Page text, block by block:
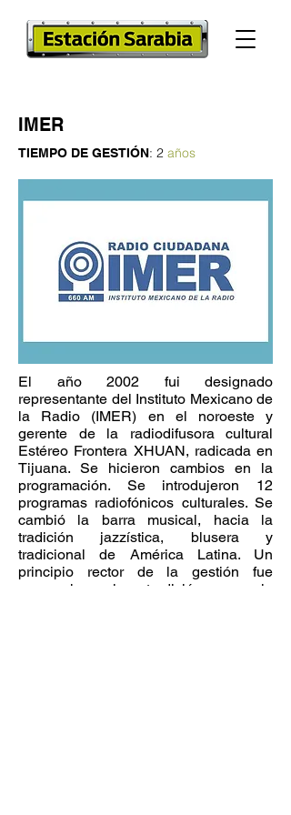
IMER
TIEMPO DE GESTIÓN: 2 años
El año 2002 fui designado
representante del Instituto Mexicano de
la Radio (IMER) en el noroeste y
gerente de la radiodifusora cultural
Estéreo Frontera XHUAN, radicada en
Tijuana. Se hicieron cambios en la
programación. Se introdujeron 12
programas radiofónicos culturales. Se
cambió la barra musical, hacia la
tradición jazzística, blusera y
tradicional de América Latina. Un
principio rector de la gestión fue
aprovechar la tradición en la